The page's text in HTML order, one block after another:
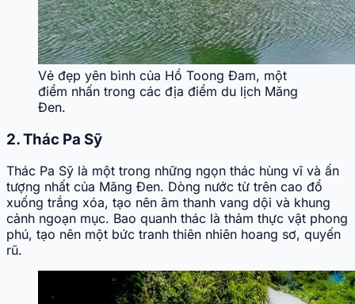
Vẻ đẹp yên bình của Hồ Toong Đam, một
điểm nhấn trong các địa điểm du lịch Măng
Đen.
2. Thác Pa Sỹ
Thác Pa Sỹ là một trong những ngọn thác hùng vĩ và ấn
tượng nhất của Măng Đen. Dòng nước từ trên cao đổ
xuống trắng xóa, tạo nên âm thanh vang dội và khung
cảnh ngoạn mục. Bao quanh thác là thảm thực vật phong
phú, tạo nên một bức tranh thiên nhiên hoang sơ, quyến
rũ.